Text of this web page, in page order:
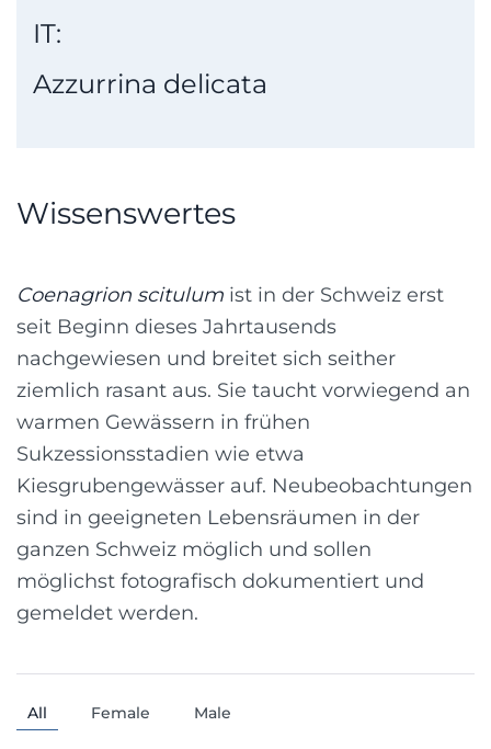
IT:
Azzurrina delicata
Wissenswertes
Coenagrion scitulum ist in der Schweiz erst
seit Beginn dieses Jahrtausends
nachgewiesen und breitet sich seither
ziemlich rasant aus. Sie taucht vorwiegend an
warmen Gewässern in frühen
Sukzessionsstadien wie etwa
Kiesgrubengewässer auf. Neubeobachtungen
sind in geeigneten Lebensräumen in der
ganzen Schweiz möglich und sollen
möglichst fotografisch dokumentiert und
gemeldet werden.
All Female Male